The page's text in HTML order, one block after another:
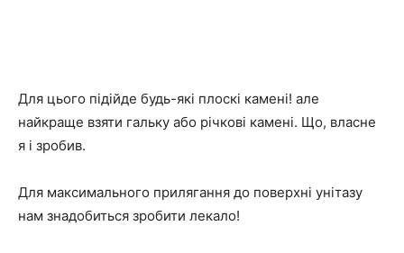
Для цього підійде будь-які плоскі камені! але
найкраще взяти гальку або річкові камені. Що, власне
я і зробив.
Для максимального прилягання до поверхні унітазу
нам знадобиться зробити лекало!